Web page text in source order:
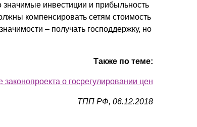
инвестиции и прибыльность
компенсировать сетям стоимость
– получать господдержку, но
Также по теме:
о госрегулировании цен
ТПП РФ, 06.12.2018